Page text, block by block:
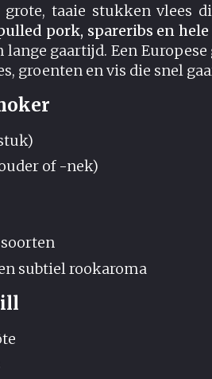
taaie stukken vlees
pork, spareribs en
gaartijd. Een
groenten en vis die snel
of -nek)
subtiel rookaroma